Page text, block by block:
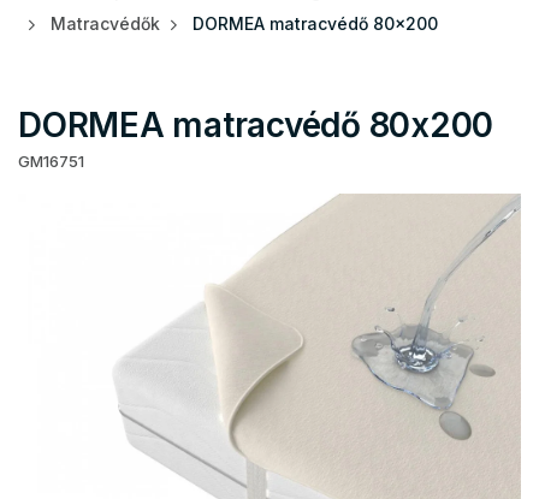
Matracvédők
DORMEA matracvédő 80x200
DORMEA matracvédő 80x200
GM16751